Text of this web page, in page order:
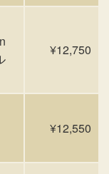
¥12,750
¥12,550